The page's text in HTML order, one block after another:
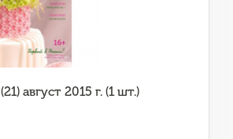
август 2015 г. (1 шт.)